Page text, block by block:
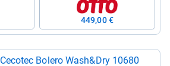
449,00 €
Ceco­tec Bolero Wash&Dry 10680